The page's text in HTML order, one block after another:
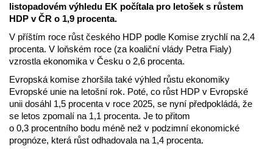
listopadovém výhledu EK počítala pro letošek s růstem
HDP v ČR o 1,9 procenta.
V příštím roce růst českého HDP podle Komise zrychlí na 2,4
procenta. V loňském roce (za koaliční vlády Petra Fialy)
vzrostla ekonomika v Česku o 2,6 procenta.
Evropská komise zhoršila také výhled růstu ekonomiky
Evropské unie na letošní rok. Poté, co růst HDP v Evropské
unii dosáhl 1,5 procenta v roce 2025, se nyní předpokládá, že
se letos zpomalí na 1,1 procenta. Je to přitom
o 0,3 procentního bodu méně než v podzimní ekonomické
prognóze, která růst odhadovala na 1,4 procenta.